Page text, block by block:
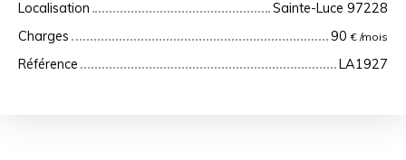
Localisation
Sainte-Luce 97228
Charges
90€ /mois
Référence LA1927